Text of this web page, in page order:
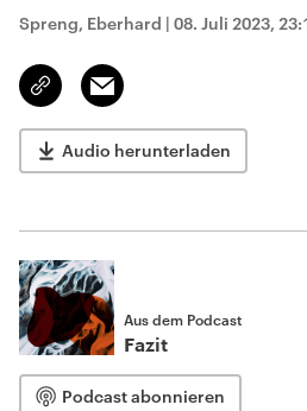
Spreng, Eberhard | 08. Juli 2023,
Link
kopieren/teilen
Email
Audio herunterladen
Aus dem Podcast
Fazit
Podcast abonnieren